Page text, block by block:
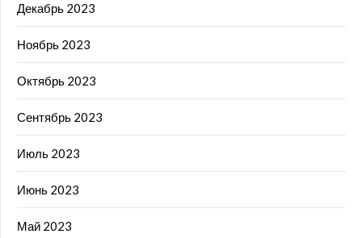
Декабрь 2023
Ноябрь 2023
Октябрь 2023
Сентябрь 2023
Июль 2023
Июнь 2023
Май 2023